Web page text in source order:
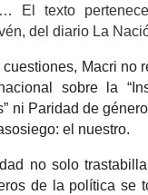
El texto
del diario La
cuestiones, Macri no
sobre la
ni Paridad de
el nuestro.
no solo
de la política se